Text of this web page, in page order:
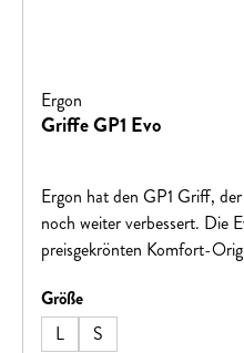
Ergon
Griffe GP1 Evo
Ergon hat den GP1 Griff,
noch weiter verbessert. Die
preisgekrönten Komfort-
und Fitnessbikes. Erstmals
und die Herstellung in
Größeauswählen
L
S